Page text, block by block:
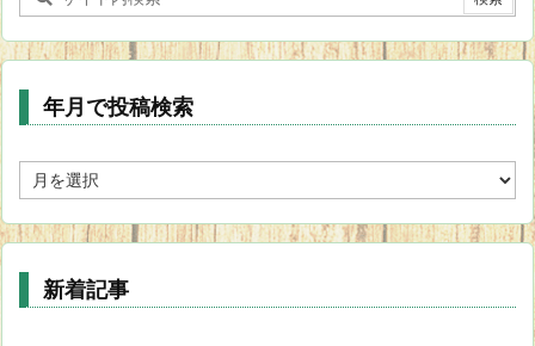
年月で投稿検索
月
で
投
稿
索
新着記事